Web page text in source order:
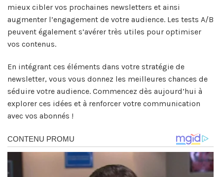
mieux cibler vos prochaines newsletters et ainsi
augmenter l’engagement de votre audience. Les tests A/B
peuvent également s’avérer très utiles pour optimiser
vos contenus.
En intégrant ces éléments dans votre stratégie de
newsletter, vous vous donnez les meilleures chances de
séduire votre audience. Commencez dès aujourd’hui à
explorer ces idées et à renforcer votre communication
avec vos abonnés !